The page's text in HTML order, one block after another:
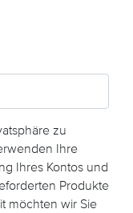
zu
Ihre
Ihres Kontos und
Produkte
möchten wir Sie